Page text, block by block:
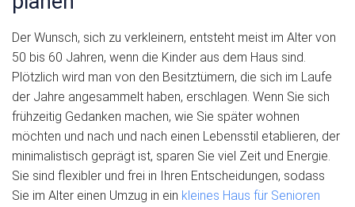
Der Wunsch, sich zu verkleinern, entsteht meist im Alter von
50 bis 60 Jahren, wenn die Kinder aus dem Haus sind.
Plötzlich wird man von den Besitztümern, die sich im Laufe
der Jahre angesammelt haben, erschlagen. Wenn Sie sich
frühzeitig Gedanken machen, wie Sie später wohnen
möchten und nach und nach einen Lebensstil etablieren, der
minimalistisch geprägt ist, sparen Sie viel Zeit und Energie.
Sie sind flexibler und frei in Ihren Entscheidungen, sodass
Sie im Alter einen Umzug in ein kleines Haus für Senioren